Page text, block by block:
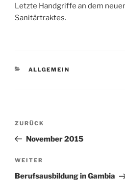
Letzte Handgriffe an dem
Sanitärtraktes.
KATEGORIEN
ALLGEMEIN
Beitragsnavigation
Vorheriger
Beitrag
ZURÜCK
November 2015
Nächster
Beitrag
WEITER
Berufsausbildung in Gambia